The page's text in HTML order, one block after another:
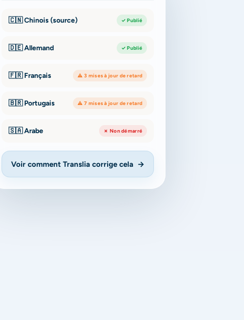
🇨🇳 Chinois (source) ✓ Publié
🇩🇪 Allemand ✓ Publié
🇫🇷 Français ⚠ 3 mises à jour de retard
🇧🇷 Portugais ⚠ 7 mises à jour de retard
🇸🇦 Arabe ✗ Non démarré
Voir comment Translia corrige cela →